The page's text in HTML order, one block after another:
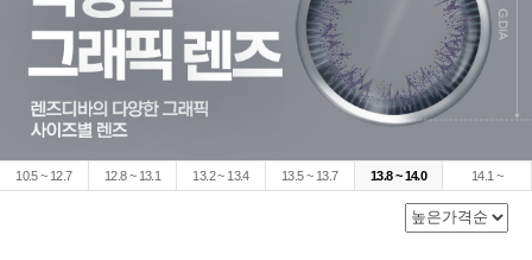
10.5 ~ 12.7 12.8 ~ 13.1 13.2 ~ 13.4 13.5 ~ 13.7 13.8 ~ 14.0 14.1 ~